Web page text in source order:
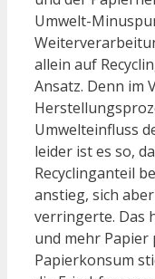
Umwelt-
allein auf
Ansatz. Denn im
Umwelteinfluss
leider ist es so,
Recyclinganteil
anstieg, sich
verringerte. Das
und mehr
Papierkonsum